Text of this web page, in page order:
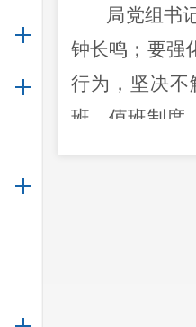
局党组书
钟长鸣；要强
行为，坚决不
班、值班制度
件需要用车，